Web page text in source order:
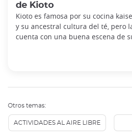
de Kioto
Kioto es famosa por su cocina
y su ancestral cultura del té, pero
cuenta con una buena escena de
Otros temas:
ACTIVIDADES AL AIRE LIBRE